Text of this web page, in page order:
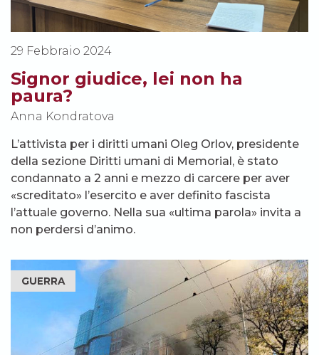
29 Febbraio 2024
Signor giudice, lei non ha
paura?
Anna Kondratova
L’attivista per i diritti umani Oleg Orlov, presidente
della sezione Diritti umani di Memorial, è stato
condannato a 2 anni e mezzo di carcere per aver
«screditato» l’esercito e aver definito fascista
l’attuale governo. Nella sua «ultima parola» invita a
non perdersi d’animo.
GUERRA